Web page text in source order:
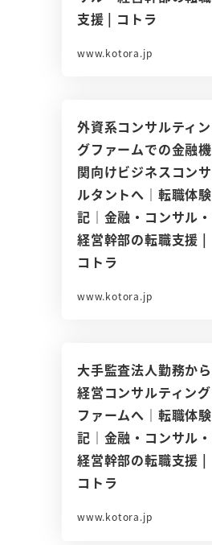
支援 | コトラ
www.kotora.jp
外資系コンサルティン
グファームでの金融機
関向けビジネスコンサ
ルタントへ｜転職体験
記｜金融・コンサル・
経営幹部の転職支援 |
コトラ
www.kotora.jp
大手監査法人勤務から
経営コンサルティング
ファームへ｜転職体験
記｜金融・コンサル・
経営幹部の転職支援 |
コトラ
www.kotora.jp